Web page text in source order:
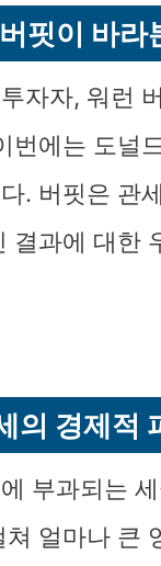
핏이 바라
자자, 워런
번에는 도널
. 버핏은 관
결과에 대한
의 경제적
부과되는
얼마나 큰